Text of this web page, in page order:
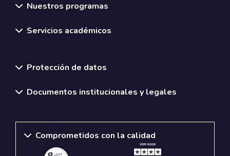
Nuestros programas
Servicios académicos
Protección de datos
Documentos institucionales y legales
Comprometidos con la calidad